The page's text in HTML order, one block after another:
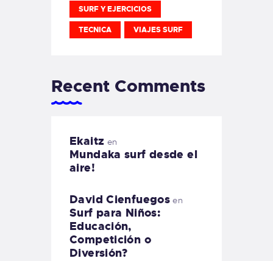
SURF Y EJERCICIOS
TECNICA VIAJES SURF
Recent Comments
Ekaitz en
Mundaka surf desde el
aire!
David Cienfuegos en
Surf para Niños:
Educación,
Competición o
Diversión?